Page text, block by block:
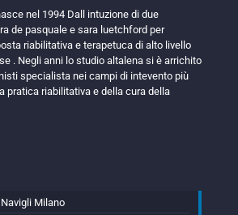
nel 1994 Dall intuzione di due
de pasquale e sara luetchford per
riabilitativa e terapetuca di alto livello
. Negli anni lo studio altalena si è arrichito
specialista nei campi di intevento più
pratica riabilitativa e della cura della
Milano